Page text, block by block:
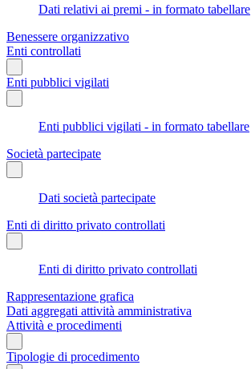
Dati relativi ai premi - in formato tabellare
Benessere organizzativo
Enti controllati
Enti pubblici vigilati
Enti pubblici vigilati - in formato tabellare
Società partecipate
Dati società partecipate
Enti di diritto privato controllati
Enti di diritto privato controllati
Rappresentazione grafica
Dati aggregati attività amministrativa
Attività e procedimenti
Tipologie di procedimento